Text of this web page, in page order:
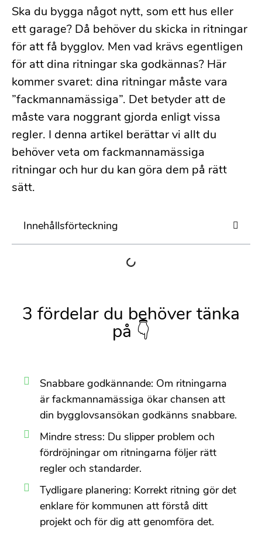
Ska du bygga något nytt, som ett hus eller
ett garage? Då behöver du skicka in ritningar
för att få bygglov. Men vad krävs egentligen
för att dina ritningar ska godkännas? Här
kommer svaret: dina ritningar måste vara
”fackmannamässiga”. Det betyder att de
måste vara noggrant gjorda enligt vissa
regler. I denna artikel berättar vi allt du
behöver veta om fackmannamässiga
ritningar och hur du kan göra dem på rätt
sätt.
Innehållsförteckning
3 fördelar du behöver tänka
på 👇
Snabbare godkännande: Om ritningarna
är fackmannamässiga ökar chansen att
din bygglovsansökan godkänns snabbare.
Mindre stress: Du slipper problem och
fördröjningar om ritningarna följer rätt
regler och standarder.
Tydligare planering: Korrekt ritning gör det
enklare för kommunen att förstå ditt
projekt och för dig att genomföra det.